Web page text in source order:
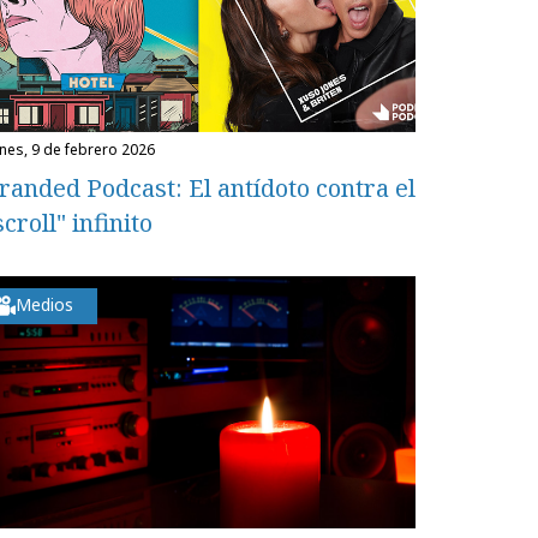
9 de febrero 2026
Podcast: El antídoto contra el
infinito
Medios